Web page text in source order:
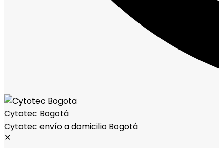
Cytotec Bogotá
Cytotec envío a domicilio Bogotá
✕